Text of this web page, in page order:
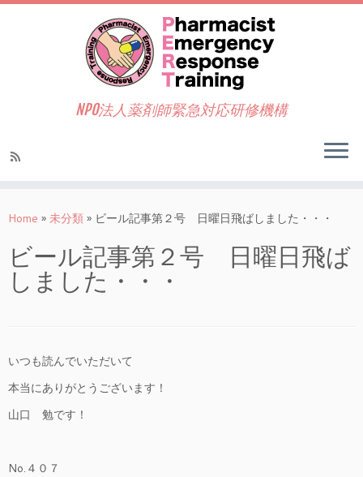
NPO法人薬剤師緊急対応研修機構
Home » 未分類 » ビール記事第２号 日曜日飛ばしました・・・
ビール記事第２号 日曜日飛ば
しました・・・
いつも読んでいただいて
本当にありがとうございます！
山口 勉です！
No.４０７